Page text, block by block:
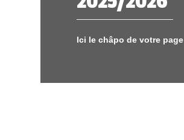
Ici le châpo de votre page